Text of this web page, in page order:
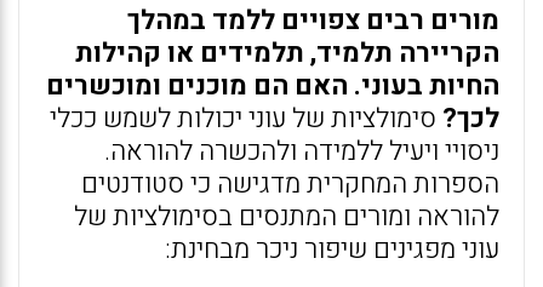
מורים רבים צפויים ללמד במהלך
הקריירה תלמיד, תלמידים או קהילות
החיות בעוני. האם הם מוכנים ומוכשרים
לכך? סימולציות של עוני יכולות לשמש ככלי
ניסויי ויעיל ללמידה ולהכשרה להוראה.
הספרות המחקרית מדגישה כי סטודנטים
להוראה ומורים המתנסים בסימולציות של
עוני מפגינים שיפור ניכר מבחינת: